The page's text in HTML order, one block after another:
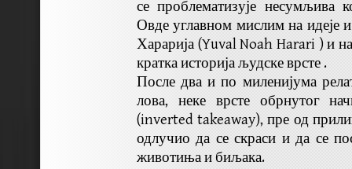
се проблематизује несумљива
Овде углавном мислим на идеје
Харарија (Yuval Noah Harari ) и
кратка историја људске врсте .
После два и по миленијума
лова, неке врсте обрнутог
(inverted takeaway), пре од
одлучио да се скраси и да се
животиња и биљака.